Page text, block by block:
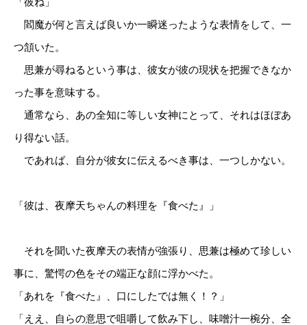
閻魔が何と言えば良いか一瞬迷ったような表情をして、一
つ頷いた。
思兼が尋ねるという事は、彼女が彼の現状を把握できなか
った事を意味する。
通常なら、あの全知に等しい女神にとって、それはほぼあ
り得ない話。
であれば、自分が彼女に伝えるべき事は、一つしかない。
「彼は、夜摩天ちゃんの料理を『食べた』」
それを聞いた夜摩天の表情が強張り、思兼は極めて珍しい
事に、驚愕の色をその端正な顔に浮かべた。
「あれを『食べた』、口にしたでは無く！？」
「ええ、自らの意思で咀嚼して飲み下し、味噌汁一椀分、全